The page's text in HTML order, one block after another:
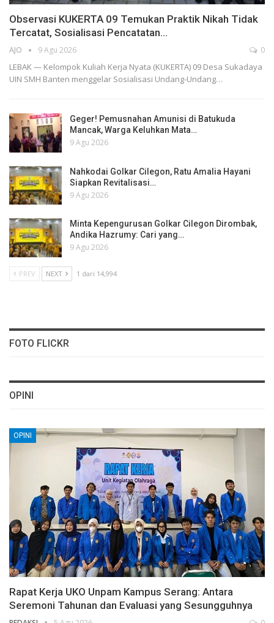
Observasi KUKERTA 09 Temukan Praktik Nikah Tidak
Tercatat, Sosialisasi Pencatatan…
AJO 9 Agu 2026 0
LEBAK — Kelompok Kuliah Kerja Nyata (KUKERTA) 09 Desa Sukadaya
UIN SMH Banten menggelar Sosialisasi Undang-Undang…
Geger! Pemusnahan Amunisi di Batukuda
Mancak, Warga Keluhkan Mata…
9 Agu 2026
Nahkodai Golkar Cilegon, Ratu Amalia Hayani
Siapkan Revitalisasi…
9 Agu 2026
Minta Kepengurusan Golkar Cilegon Dirombak,
Andika Hazrumy: Cari yang…
9 Agu 2026
PREV NEXT 1 dari 14,994
FOTO FLICKR
OPINI
OPINI
Rapat Kerja UKO Unpam Kampus Serang: Antara
Seremoni Tahunan dan Evaluasi yang Sesungguhnya